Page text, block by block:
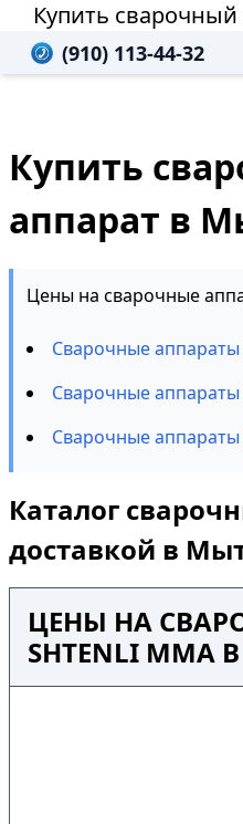
Купить
(910) 113-44-32
Купить
аппарат в
Цены на сварочные
Сварочные
Сварочные аппараты
Сварочные
Каталог
доставкой в
ЦЕНЫ НА
SHTENLI